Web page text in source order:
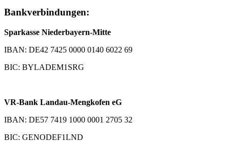
Bankverbindungen:
Sparkasse Niederbayern-Mitte
IBAN: DE42 7425 0000 0140 6022 69
BIC: BYLADEM1SRG
VR-Bank Landau-Mengkofen eG
IBAN: DE57 7419 1000 0001 2705 32
BIC: GENODEF1LND